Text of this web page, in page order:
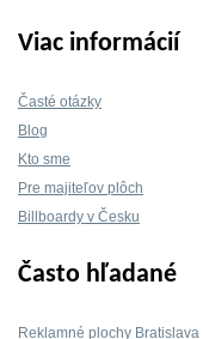
Viac informácií
Časté otázky
Blog
Kto sme
Pre majiteľov plôch
Billboardy v Česku
Často hľadané
Reklamné plochy Bratislava